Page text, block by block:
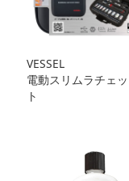
VESSEL
電動スリムラチェ
ト